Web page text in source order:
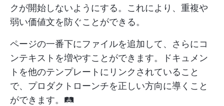
クが開始しないようにする。これにより、重複や
弱い価値文を防ぐことができる。
ページの一番下にファイルを追加して、さらにコ
ンテキストを増やすことができます。ドキュメン
トを他のテンプレートにリンクされていること
で、プロダクトローンチを正しい方向に導くこと
ができます。🛤️